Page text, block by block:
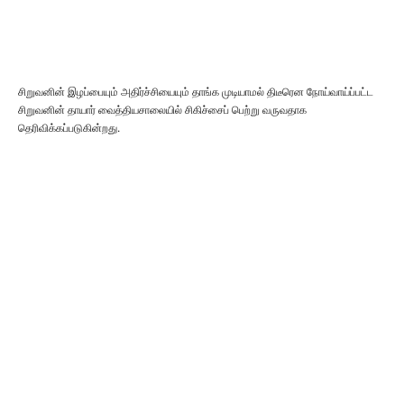
சிறுவனின் இழப்பையும் அதிர்ச்சியையும் தாங்க முடியாமல் திடீரென நோய்வாய்ப்பட்ட
சிறுவனின் தாயார் வைத்தியசாலையில் சிகிச்சைப் பெற்று வருவதாக
தெரிவிக்கப்படுகின்றது.